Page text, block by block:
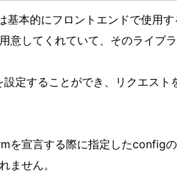
本的にフロントエンドで使用
意してくれていて、そのライブ
定することができ、リクエスト
を宣言する際に指定したconfig
ません。